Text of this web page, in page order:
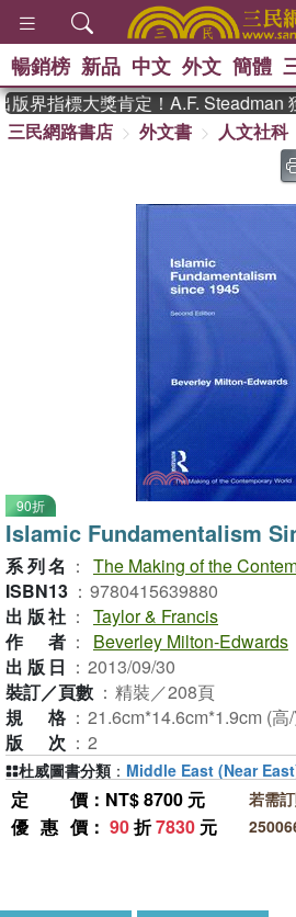
熱搜： 東
、
念華 、 台
暢銷榜 新品 中文 外文 簡體
界指標大獎肯定！A.F. Steadman
三民網路書店
外文書 人文社科
90折
Islamic Fundamentalism
系列名 ： The Making of the
ISBN13 ： 9780415639880
出版社 ： Taylor & Francis
作者 ：
Beverley Milton-Edwards
出版日 ： 2013/09/30
裝訂／頁數 ： 精裝／208頁
規格 ： 21.6cm*14.6cm*1.9cm (高
版次 ： 2
定價 ：NT$ 8700 元
優惠價 ： 90折7830 元
若需
杜威圖書分類 ： Middle East (Near